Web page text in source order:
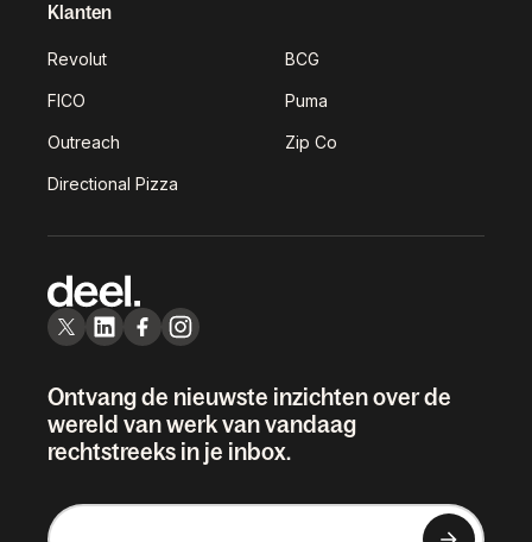
Klanten
Revolut BCG
FICO Puma
Outreach Zip Co
Directional Pizza
Ontvang de nieuwste inzichten over de
wereld van werk van vandaag
rechtstreeks in je inbox.